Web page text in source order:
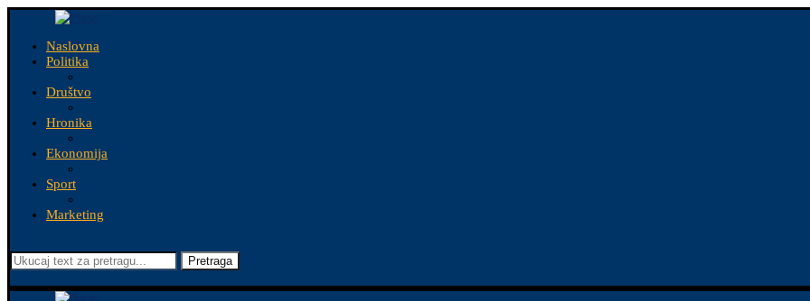
Naslovna
Politika
Društvo
Hronika
Ekonomija
Sport
Marketing
Pretraga